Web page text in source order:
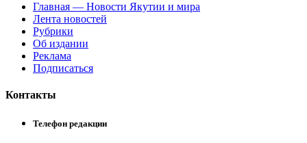
Главная — Новости Якутии и мира
Лента новостей
Рубрики
Об издании
Реклама
Подписаться
Контакты
Телефон редакции